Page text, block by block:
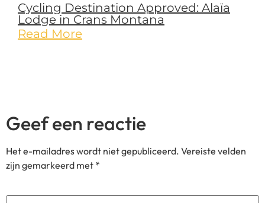
Cycling Destination Approved: Alaïa
Lodge in Crans Montana
Read More
Geef een reactie
Het e-mailadres wordt niet gepubliceerd. Vereiste velden
zijn gemarkeerd met *